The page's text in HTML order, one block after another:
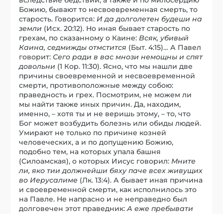
Божию, бывают то несвоевременная смерть, то
старость. Говорится: И да долголетен будеши на
земли (Исх. 20:12). Но иная бывает старость по
грехам, по сказанному о Каине:Всяк, убивый
Каина, седмижды отмстится (Быт. 4:15)… А Павел
говорит: Сего ради в вас мнози немощны и спят
довольни (1 Кор. 11:30). Ясно, что мы нашли две
причины своевременной и несвоевременной
смерти, противоположные между собою:
праведность и грех. Посмотрим, не можем ли
мы найти также иных причин. Да, находим,
именно, – хотя ты и не веришь этому, – то, что
Бог может возбудить болезнь или обиды людей.
Умирают не только по причине козней
человеческих, а и по допущению Божию,
подобно тем, на которых упала башня
(Силоамская), о которых Иисус говорил: Мните
ли, яко тии должнейши бяху паче всех живущих
во Иерусалиме (Лк. 13:4). А бывает иная причина
и своевременной смерти, как исполнилось это
на Павле. Не напрасно и не неправедно был
долговечен этот праведник:А еже пребывати